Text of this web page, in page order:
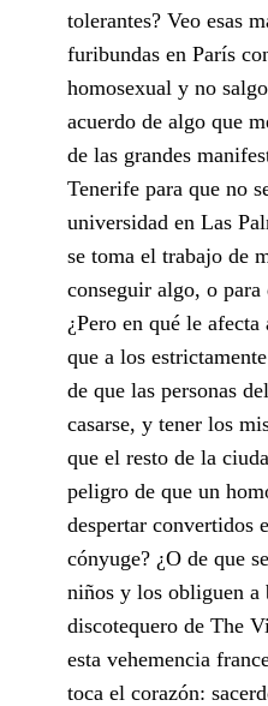
tolerantes? Veo esas
furibundas en París
homosexual y no
acuerdo de algo que
de las grandes
Tenerife para que no
universidad en Las
se toma el trabajo de
conseguir algo, o
¿Pero en qué le
que a los
de que las personas
casarse, y tener los
que el resto de la
peligro de que un
despertar convertidos
cónyuge? ¿O de que
niños y los obliguen
discotequero de The
esta vehemencia
toca el corazón: